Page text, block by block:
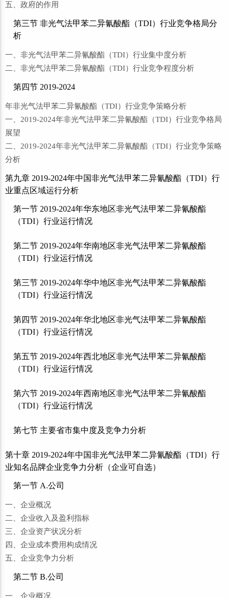
五、政府的作用
第三节 非光气法甲苯二异氰酸酯（TDI）行业竞争格局分
析
一、非光气法甲苯二异氰酸酯（TDI）行业集中度分析
二、非光气法甲苯二异氰酸酯（TDI）行业竞争程度分析
第四节 2019-2024
年非光气法甲苯二异氰酸酯（TDI）行业竞争策略分析
一、2019-2024年非光气法甲苯二异氰酸酯（TDI）行业竞争格局
展望
二、2019-2024年非光气法甲苯二异氰酸酯（TDI）行业竞争策略
分析
第九章 2019-2024年中国非光气法甲苯二异氰酸酯（TDI）行
业重点区域运行分析
第一节 2019-2024年华东地区非光气法甲苯二异氰酸酯
（TDI）行业运行情况
第二节 2019-2024年华南地区非光气法甲苯二异氰酸酯
（TDI）行业运行情况
第三节 2019-2024年华中地区非光气法甲苯二异氰酸酯
（TDI）行业运行情况
第四节 2019-2024年华北地区非光气法甲苯二异氰酸酯
（TDI）行业运行情况
第五节 2019-2024年西北地区非光气法甲苯二异氰酸酯
（TDI）行业运行情况
第六节 2019-2024年西南地区非光气法甲苯二异氰酸酯
（TDI）行业运行情况
第七节 主要省市集中度及竞争力分析
第十章 2019-2024年中国非光气法甲苯二异氰酸酯（TDI）行
业知名品牌企业竞争力分析（企业可自选）
第一节 A.公司
一、企业概况
二、企业收入及盈利指标
三、企业资产状况分析
四、企业成本费用构成情况
五、企业竞争力分析
第二节 B.公司
一、企业概况